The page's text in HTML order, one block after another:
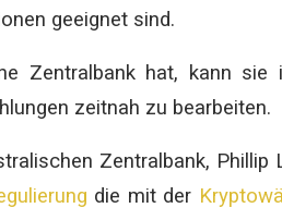
geeignet sind.
Zentralbank hat, kann sie
zeitnah zu bearbeiten.
Zentralbank,
die mit der